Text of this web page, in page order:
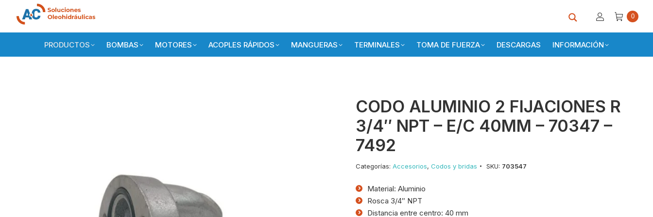
0
PRODUCTOS BOMBAS MOTORES ACOPLES RÁPIDOS MANGUERAS TERMINALES TOMA DE FUERZA DESCARGAS INFORMACIÓN
CODO ALUMINIO 2 FIJACIONES R
3/4″ NPT – E/C 40MM – 70347 –
7492
Categorías: Accesorios, Codos y bridas SKU: 703547
Material: Aluminio
Rosca 3/4″ NPT
Distancia entre centro: 40 mm